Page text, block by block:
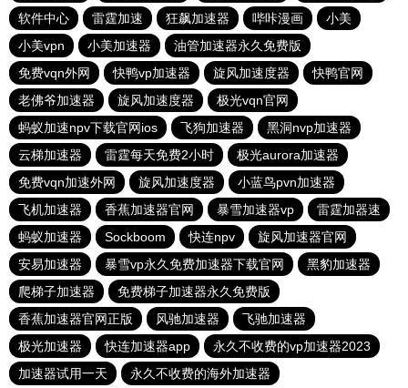
软件中心
雷霆加速 狂飙加速器 哔咔漫画
小美
小美vpn
小美加速器
油管加速器永久免费版
免费vqn外网
快鸭vp加速器 旋风加速度器
快鸭官网
老佛爷加速器
旋风加速度器
极光vqn官网
蚂蚁加速npv下载官网ios
飞狗加速器
黑洞nvp加速器
云梯加速器
雷霆每天免费2小时
极光aurora加速器
免费vqn加速外网
旋风加速度器
小蓝鸟pvn加速器
飞机加速器
香蕉加速器官网 暴雪加速器vp
雷霆加器速
蚂蚁加速器
Sockboom 快连npv
旋风加速器官网
安易加速器
暴雪vp永久免费加速器下载官网
黑豹加速器
爬梯子加速器
免费梯子加速器永久免费版
香蕉加速器官网正版
风驰加速器
飞驰加速器
极光加速器
快连加速器app
永久不收费的vp加速器2023
加速器试用一天
永久不收费的海外加速器